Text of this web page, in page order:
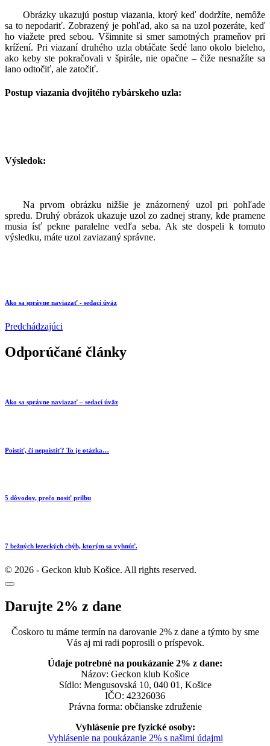
Obrázky ukazujú postup viazania, ktorý keď dodržíte, nemôže
sa to nepodariť. Zobrazený je pohľad, ako sa na uzol pozeráte, keď
ho viažete pred sebou. Všimnite si smer samotných prameňov pri
krížení. Pri viazaní druhého uzla obtáčate šedé lano okolo bieleho,
ako keby ste pokračovali v špirále, nie opačne – čiže nesnažíte sa
lano odtočiť, ale zatočiť.
Postup viazania dvojitého rybárskeho uzla:
Výsledok:
Na prvom obrázku nižšie je znázornený uzol pri pohľade
spredu. Druhý obrázok ukazuje uzol zo zadnej strany, kde pramene
musia ísť pekne paralelne vedľa seba. Ak ste dospeli k tomuto
výsledku, máte uzol zaviazaný správne.
Ako sa správne naviazať - sedací úväz
Predchádzajúci
Odporúčané články
Ako sa správne naviazať – sedací úväz
Poistiť, či nepoistiť? To je otázka…
5 dôvodov, prečo nosiť prilbu
7 bežných lezeckých chýb, ktorým sa vyhnúť.
© 2026 - Geckon klub Košice. All rights reserved.
Darujte 2% z dane
Čoskoro tu máme termín na darovanie 2% z dane a týmto by sme
Vás aj mi radi poprosili o príspevok.
Údaje potrebné na poukázanie 2% z dane:
Názov: Geckon klub Košice
Sídlo: Mengusovská 10, 040 01, Košice
IČO: 42326036
Právna forma: občianske združenie
Vyhlásenie pre fyzické osoby:
Vyhlásenie na poukázanie 2% s našimi údajmi